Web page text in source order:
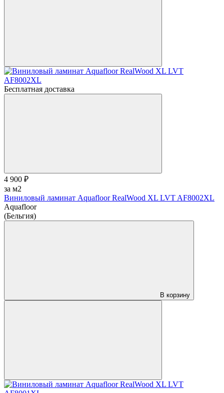
Бесплатная доставка
4 900 ₽
за м2
Виниловый ламинат Aquafloor RealWood XL LVT AF8002XL
Aquafloor
(Бельгия)
В корзину